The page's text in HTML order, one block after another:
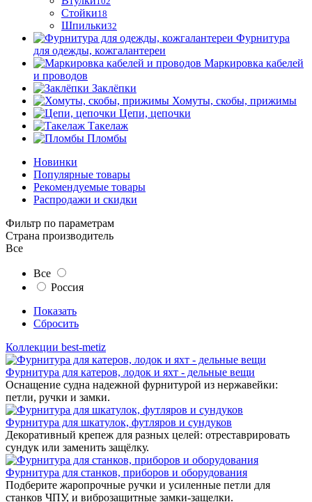
Стойки18
Шпильки32
Фурнитура
для одежды, кожгалантереи
Маркировка кабелей
и проводов
Заклёпки
Хомуты, скобы, прижимы
Цепи, цепочки
Такелаж
Пломбы
Новинки
Популярные товары
Рекомендуемые товары
Распродажи и скидки
Фильтр по параметрам
Страна производитель
Все
Все
Россия
Показать
Сбросить
Коллекции best-metiz
Фурнитура для катеров, лодок и яхт - дельные вещи
Оснащение судна надежной фурнитурой из нержавейки:
петли, ручки и замки.
Фурнитура для шкатулок, футляров и сундуков
Декоративный крепеж для разных целей: отреставрировать
сундук или заменить защёлку.
Фурнитура для станков, приборов и оборудования
Подберите жаропрочные ручки и усиленные петли для
станков ЧПУ, и виброзащитные замки-защелки.